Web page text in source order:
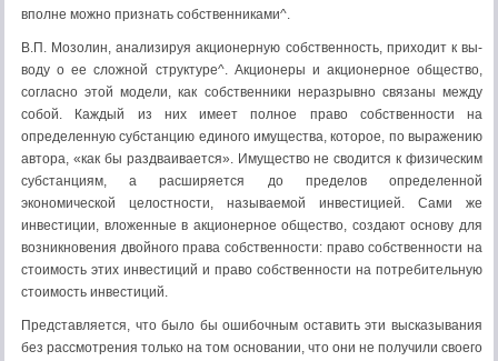
вполне можно признать собственниками^.
В.П. Мозолин, анализируя акционерную собственность, приходит к вы­
воду о ее сложной структуре^. Акционеры и акционерное общество,
согласно этой модели, как собственники неразрывно связаны между
собой. Каждый из них имеет полное право собственности на
определенную субстанцию единого имущества, которое, по выражению
автора, «как бы раздваивается». Имуще­ство не сводится к физическим
субстанциям, а расширяется до пределов оп­ределенной
экономической целостности, называемой инвестицией. Сами же
инвестиции, вложенные в акционерное общество, создают основу для
воз­никновения двойного права собственности: право собственности на
стои­мость этих инвестиций и право собственности на потребительную
стоимость инвестиций.
Представляется, что было бы ошибочным оставить эти высказывания
без рассмотрения только на том основании, что они не получили своего